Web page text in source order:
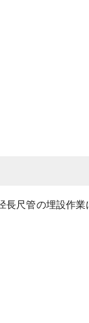
長尺管の埋設作業